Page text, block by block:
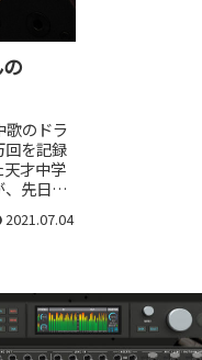
歌のドラ
回を記録
才中学
先日、
2021.07.04